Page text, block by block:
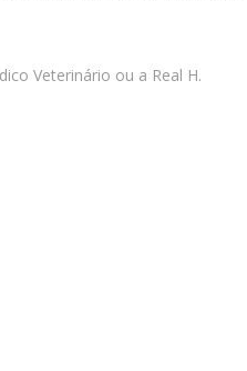
Veterinário ou a Real H.